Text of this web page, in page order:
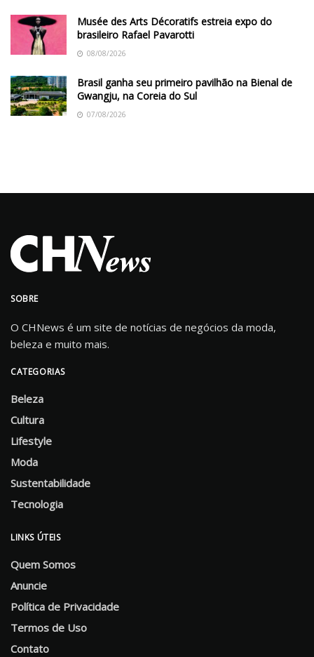
Musée des Arts Décoratifs estreia expo do
brasileiro Rafael Pavarotti
08/08/2026
Brasil ganha seu primeiro pavilhão na Bienal de
Gwangju, na Coreia do Sul
07/08/2026
SOBRE
O CHNews é um site de notícias de negócios da moda,
beleza e muito mais.
CATEGORIAS
Beleza
Cultura
Lifestyle
Moda
Sustentabilidade
Tecnologia
LINKS ÚTEIS
Quem Somos
Anuncie
Política de Privacidade
Termos de Uso
Contato